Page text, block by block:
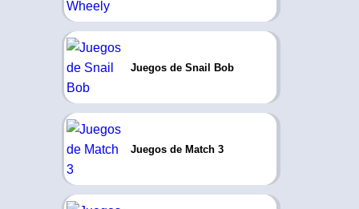
Juegos de Snail Bob
Juegos de Match 3